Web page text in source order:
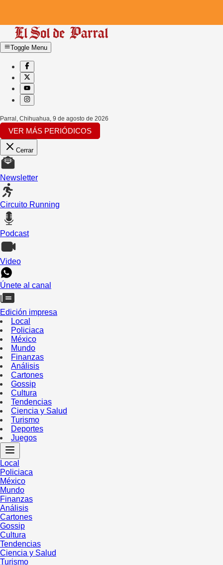
Toggle Menu
Parral, Chihuahua 9 de agosto de 2026
VER MÁS PERIÓDICOS
Cerrar
Newsletter
Circuito Running
Podcast
Video
Únete al canal
Edición impresa
Local
Policiaca
México
Mundo
Finanzas
Análisis
Cartones
Gossip
Cultura
Tendencias
Ciencia y Salud
Turismo
Deportes
Juegos
Local
Policiaca
México
Mundo
Finanzas
Análisis
Cartones
Gossip
Cultura
Tendencias
Ciencia y Salud
Turismo